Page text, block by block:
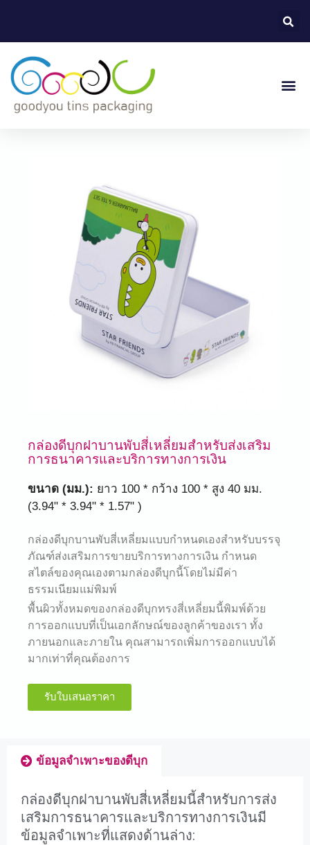
กล่องดีบุกฝาบานพับสี่เหลี่ยมสำหรับส่งเสริม
การธนาคารและบริการทางการเงิน
ขนาด (มม.): ยาว 100 * กว้าง 100 * สูง 40 มม.
(3.94" * 3.94" * 1.57" )
กล่องดีบุกบานพับสี่เหลี่ยมแบบกำหนดเองสำหรับบรรจุ
ภัณฑ์ส่งเสริมการขายบริการทางการเงิน กำหนด
สไตล์ของคุณเองตามกล่องดีบุกนี้โดยไม่มีค่า
ธรรมเนียมแม่พิมพ์
พื้นผิวทั้งหมดของกล่องดีบุกทรงสี่เหลี่ยมนี้พิมพ์ด้วย
การออกแบบที่เป็นเอกลักษณ์ของลูกค้าของเรา ทั้ง
ภายนอกและภายใน คุณสามารถเพิ่มการออกแบบได้
มากเท่าที่คุณต้องการ
รับใบเสนอราคา
ข้อมูลจำเพาะของดีบุก
กล่องดีบุกฝาบานพับสี่เหลี่ยมนี้สำหรับการส่ง
เสริมการธนาคารและบริการทางการเงินมี
ข้อมูลจำเพาะที่แสดงด้านล่าง: